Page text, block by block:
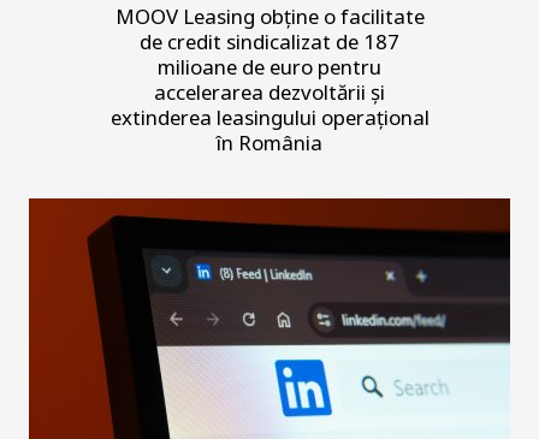
MOOV Leasing obține o facilitate
de credit sindicalizat de 187
milioane de euro pentru
accelerarea dezvoltării și
extinderea leasingului operațional
în România